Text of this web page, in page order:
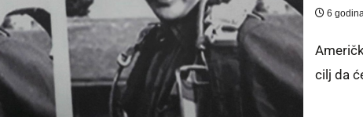
6
cilj da